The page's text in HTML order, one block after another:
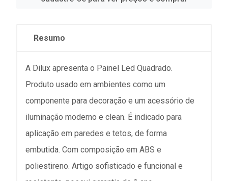
Resumo
A Dilux apresenta o Painel Led Quadrado.
Produto usado em ambientes como um
componente para decoração e um acessório de
iluminação moderno e clean. É indicado para
aplicação em paredes e tetos, de forma
embutida. Com composição em ABS e
poliestireno. Artigo sofisticado e funcional e